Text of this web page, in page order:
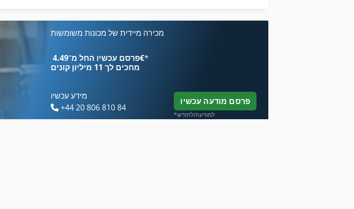
Atlas Copco Ga 55
מכירה מיידית של מכונות משומשות
פרסם עכשיו החל מ־‏4.49 ‏€*
מחכים לך 11 מיליון קונים
מידע עכשיו
+44 20 806 810 84
פרסם מודעה עכשיו
*למודעה/לחודש